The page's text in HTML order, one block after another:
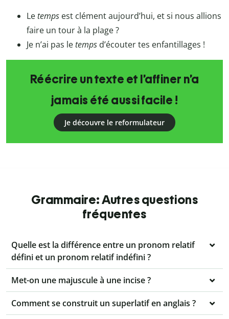
Letemps est clément aujourd’hui, et si nous allions
faire un tour à la plage ?
Je n’ai pas letemps d’écouter tes enfantillages !
Réécrire un texte et l’affiner n’a
jamais été aussi facile !
Je découvre le reformulateur
Grammaire: Autres questions
fréquentes
Quelle est la différence entre un pronom relatif
défini et un pronom relatif indéfini ?
Met-on une majuscule à une incise ?
Comment se construit un superlatif en anglais ?